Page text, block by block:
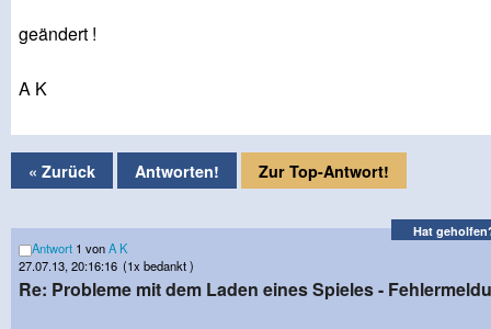
geändert !
A K
« Zurück Antworten! Zur Top-Antwort!
Hat
Antwort 1 vonA K
27.07.13, 20:16:16 (1x bedankt )
Re: Probleme mit dem Laden eines Spieles -